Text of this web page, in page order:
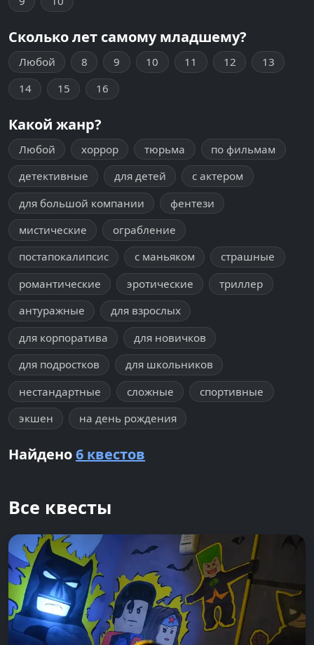
Сколько лет самому младшему?
Любой 8 9 10 11 12
13
14
15 16
Какой жанр?
Любой хоррор тюрьма
по фильмам
детективные
для детей
с актером
для большой компании
фентези
мистические
ограбление
постапокалипсис
с маньяком
страшные
романтические
эротические
триллер
антуражные
для взрослых
для корпоратива
для новичков
для подростков
для школьников
нестандартные
сложные
спортивные
экшен
на день рождения
Найдено6 квестов
Все квесты